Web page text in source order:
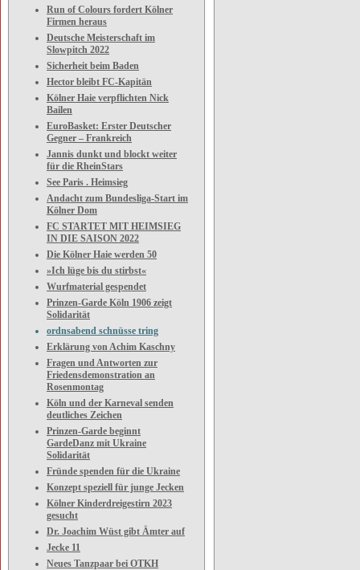
Run of Colours fordert Kölner
Firmen heraus
Deutsche Meisterschaft im
Slowpitch 2022
Sicherheit beim Baden
Hector bleibt FC-Kapitän
Kölner Haie verpflichten Nick
Bailen
EuroBasket: Erster Deutscher
Gegner – Frankreich
Jannis dunkt und blockt weiter
für die RheinStars
See Paris . Heimsieg
Andacht zum Bundesliga-Start im
Kölner Dom
FC STARTET MIT HEIMSIEG
IN DIE SAISON 2022
Die Kölner Haie werden 50
»Ich lüge bis du stirbst«
Wurfmaterial gespendet
Prinzen-Garde Köln 1906 zeigt
Solidarität
ordnsabend schnüsse tring
Erklärung von Achim Kaschny
Fragen und Antworten zur
Friedensdemonstration an
Rosenmontag
Köln und der Karneval senden
deutliches Zeichen
Prinzen-Garde beginnt
GardeDanz mit Ukraine
Solidarität
Fründe spenden für die Ukraine
Konzept speziell für junge Jecken
Kölner Kinderdreigestirn 2023
gesucht
Dr. Joachim Wüst gibt Ämter auf
Jecke 11
Neues Tanzpaar bei OTKH